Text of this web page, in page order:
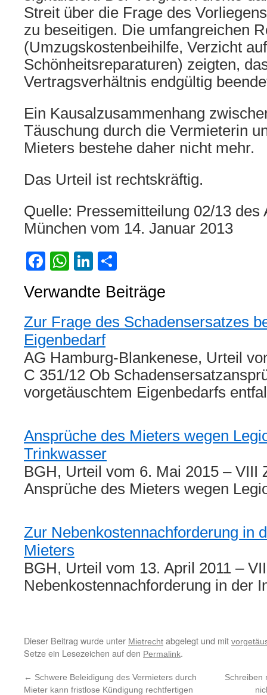
Streit über die Frage des
zu beseitigen. Die umfangreichen
(Umzugskostenbeihilfe, Verzicht auf
Schönheitsreparaturen) zeigten,
Vertragsverhältnis endgültig
Ein Kausalzusammenhang
Täuschung durch die Vermieterin
Mieters bestehe daher nicht mehr.
Das Urteil ist rechtskräftig.
Quelle: Pressemitteilung 02/13 des
München vom 14. Januar 2013
Facebook
WhatsApp
LinkedIn
Verwandte Beiträge
Zur Frage des Schadensersatzes
Eigenbedarf
AG Hamburg-Blankenese, Urteil
C 351/12 Ob
vorgetäuschtem Eigenbedarfs
Ansprüche des Mieters wegen
Trinkwasser
BGH, Urteil vom 6. Mai 2015 – VIII
Ansprüche des Mieters wegen
Zur Nebenkostennachforderung in
Mieters
BGH, Urteil vom 13. April 2011 –
Nebenkostennachforderung in der
Dieser Beitrag wurde unter Mietrecht abgelegt und mit
Setze ein Lesezeichen auf den Permalink.
← Schwere Beleidigung des Vermieters durch
Mieter kann fristlose Kündigung rechtfertigen
Schreiben